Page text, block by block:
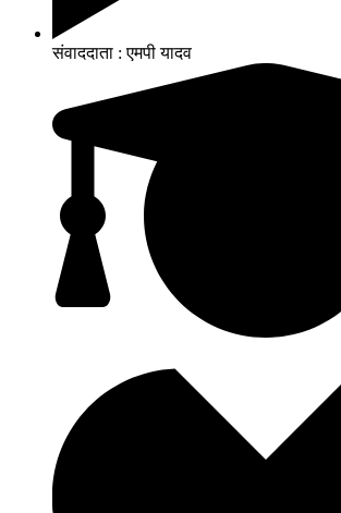
संवाददाता : एमपी यादव